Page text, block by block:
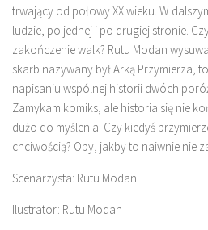
trwający od połowy XX wieku. W
ludzie, po jednej i po drugiej stronie.
zakończenie walk? Rutu Modan
skarb nazywany był Arką Przymierza,
napisaniu wspólnej historii dwóch
Zamykam komiks, ale historia się nie
dużo do myślenia. Czy kiedyś
chciwością? Oby, jakby to naiwnie nie
Scenarzysta: Rutu Modan
Ilustrator: Rutu Modan